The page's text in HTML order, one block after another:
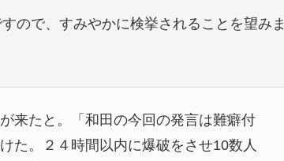
ので、すみやかに検挙されることを望みま
来たと。「和田の今回の発言は難癖付
た。２４時間以内に爆破をさせ10数人